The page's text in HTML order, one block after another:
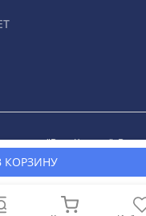
КОРЗИНУ
магазин "Ваш Климат". Все